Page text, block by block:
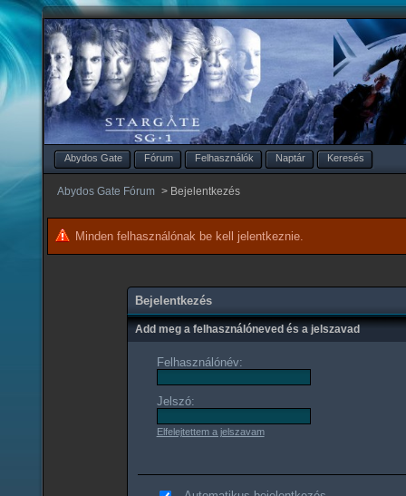
Abydos Gate Fórum Felhasználók Naptár Keresés
Abydos Gate Fórum > Bejelentkezés
Minden felhasználónak be kell jelentkeznie.
Bejelentkezés
Add meg a felhasználóneved és a jelszavad
Felhasználónév:
Jelszó:
Elfelejtettem a jelszavam